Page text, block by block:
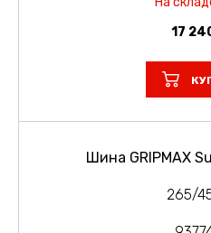
17
Шина GRIPMAX
265/